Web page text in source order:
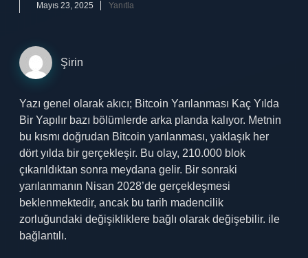
Mayıs 23, 2025 Yanıtla
Şirin
Yazı genel olarak akıcı; Bitcoin Yarılanması Kaç Yılda
Bir Yapılır bazı bölümlerde arka planda kalıyor. Metnin
bu kısmı doğrudan Bitcoin yarılanması, yaklaşık her
dört yılda bir gerçekleşir. Bu olay, 210.000 blok
çıkarıldıktan sonra meydana gelir. Bir sonraki
yarılanmanın Nisan 2028’de gerçekleşmesi
beklenmektedir, ancak bu tarih madencilik
zorluğundaki değişikliklere bağlı olarak değişebilir. ile
bağlantılı.